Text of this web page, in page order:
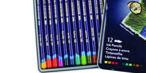
Kontakta Lekolar